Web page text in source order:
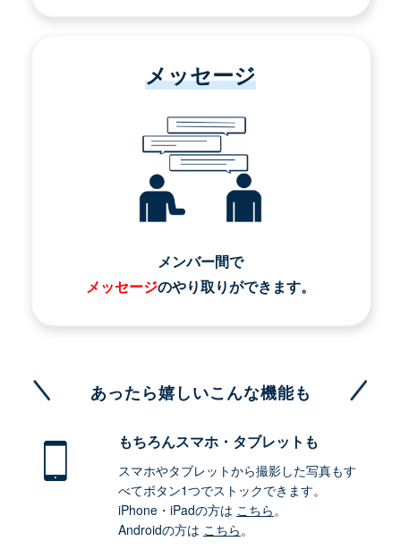
メッセージ
メンバー間で
メッセージのやり取りができます。
あったら嬉しいこんな機能も
もちろんスマホ・タブレットも
スマホやタブレットから撮影した写真もす
べてボタン1つでストックできます。
iPhone・iPadの方は こちら。
Androidの方は こちら。